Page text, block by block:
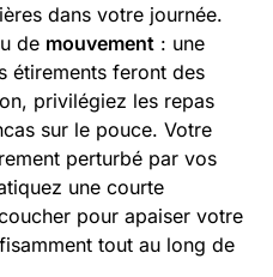
dans votre journée.
de mouvement : une
étirements feront des
privilégiez les repas
sur le pouce. Votre
perturbé par vos
une courte
pour apaiser votre
tout au long de